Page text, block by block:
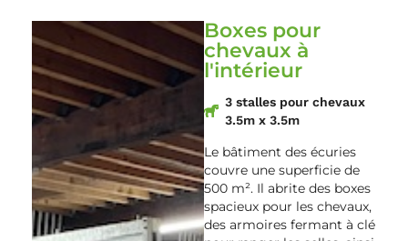
Boxes pour
chevaux à
l'intérieur
3 stalles pour chevaux
3.5m x 3.5m
Le bâtiment des écuries
couvre une superficie de
500 m². Il abrite des boxes
spacieux pour les chevaux,
des armoires fermant à clé